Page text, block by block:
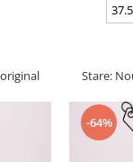
37.5
Stare:
-64%